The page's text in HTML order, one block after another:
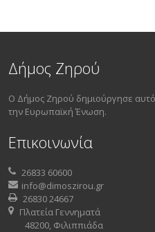
Δήμος Ζηρού
Ο Δήμος Ζηρού δημιούργησε
την Ευρωπαϊκή Ένωση.
Επικοινωνία
26833 60600
info@dimoszirou.gr
26830 24667
Πλατεία Γεννηματά
48200, Φιλιππιάδα